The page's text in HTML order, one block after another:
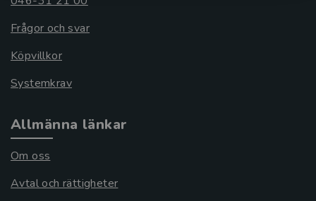
Frågor och svar
Köpvillkor
Systemkrav
Allmänna länkar
Om oss
Avtal och rättigheter